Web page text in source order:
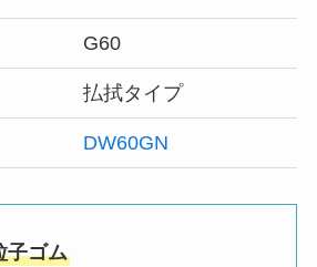
G60
払拭タイプ
DW60GN
子ゴム